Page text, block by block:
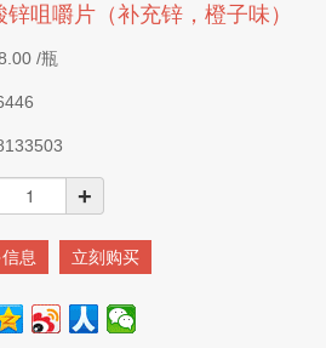
锌咀嚼片（补充锌，橙子味）
/瓶
+
息 立刻购买